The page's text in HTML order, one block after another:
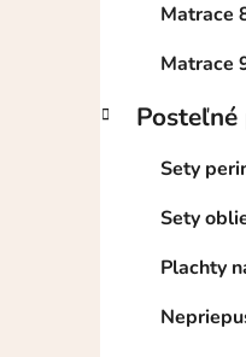
Matrace
Matrace
Sety
Sety
Plachty